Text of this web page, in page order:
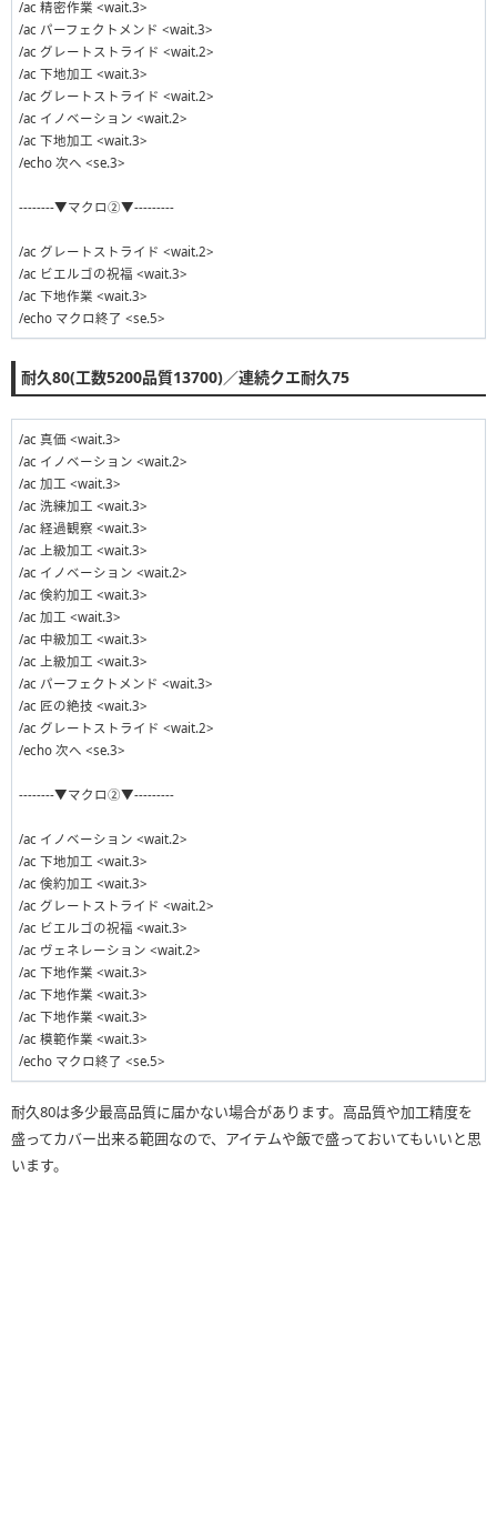
/ac 精密作業 <wait.3>
/ac パーフェクトメンド <wait.3>
/ac グレートストライド <wait.2>
/ac 下地加工 <wait.3>
/ac グレートストライド <wait.2>
/ac イノベーション <wait.2>
/ac 下地加工 <wait.3>
/echo 次へ <se.3>
--------▼マクロ②▼---------
/ac グレートストライド <wait.2>
/ac ビエルゴの祝福 <wait.3>
/ac 下地作業 <wait.3>
/echo マクロ終了 <se.5>
耐久80(工数5200品質13700)／連続クエ耐久75
/ac 真価 <wait.3>
/ac イノベーション <wait.2>
/ac 加工 <wait.3>
/ac 洗練加工 <wait.3>
/ac 経過観察 <wait.3>
/ac 上級加工 <wait.3>
/ac イノベーション <wait.2>
/ac 倹約加工 <wait.3>
/ac 加工 <wait.3>
/ac 中級加工 <wait.3>
/ac 上級加工 <wait.3>
/ac パーフェクトメンド <wait.3>
/ac 匠の絶技 <wait.3>
/ac グレートストライド <wait.2>
/echo 次へ <se.3>
--------▼マクロ②▼---------
/ac イノベーション <wait.2>
/ac 下地加工 <wait.3>
/ac 倹約加工 <wait.3>
/ac グレートストライド <wait.2>
/ac ビエルゴの祝福 <wait.3>
/ac ヴェネレーション <wait.2>
/ac 下地作業 <wait.3>
/ac 下地作業 <wait.3>
/ac 下地作業 <wait.3>
/ac 模範作業 <wait.3>
/echo マクロ終了 <se.5>
耐久80は多少最高品質に届かない場合があります。高品質や加工精度を
盛ってカバー出来る範囲なので、アイテムや飯で盛っておいてもいいと思
います。